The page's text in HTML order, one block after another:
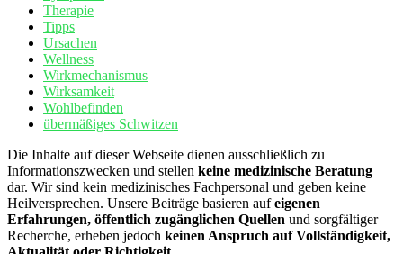
Therapie
Tipps
Ursachen
Wellness
Wirkmechanismus
Wirksamkeit
Wohlbefinden
übermäßiges Schwitzen
Die Inhalte auf dieser Webseite dienen ausschließlich zu
Informationszwecken und stellen keine medizinische Beratung
dar. Wir sind kein medizinisches Fachpersonal und geben keine
Heilversprechen. Unsere Beiträge basieren aufeigenen
Erfahrungen, öffentlich zugänglichen Quellen und sorgfältiger
Recherche, erheben jedoch keinen Anspruch auf Vollständigkeit,